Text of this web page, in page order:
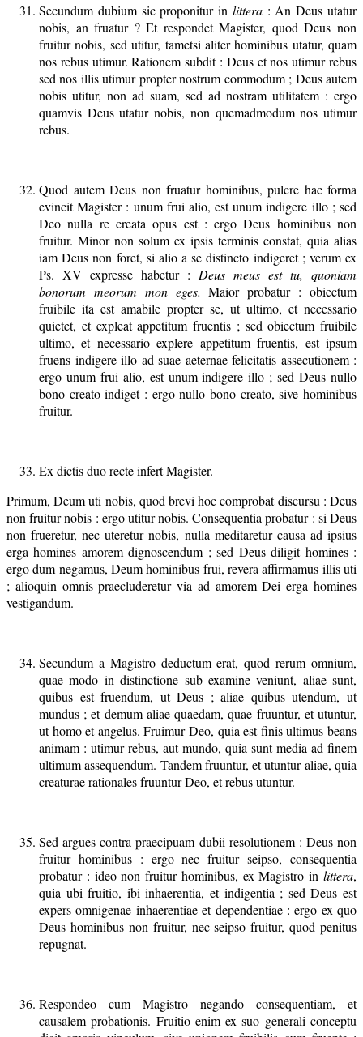
Secundum dubium sic proponitur in littera: An Deus utatur
nobis, an fruatur ? Et respondet Magister, quod Deus non
fruitur nobis, sed utitur, tametsi aliter hominibus utatur, quam
nos rebus utimur. Rationem subdit : Deus et nos utimur rebus
sed nos illis utimur propter nostrum commodum ; Deus autem
nobis utitur, non ad suam, sed ad nostram utilitatem : ergo
quamvis Deus utatur nobis, non quemadmodum nos utimur
rebus.
Quod autem Deus non fruatur hominibus, pulcre hac forma
evincit Magister : unum frui alio, est unum indigere illo ; sed
Deo nulla re creata opus est : ergo Deus hominibus non
fruitur. Minor non solum ex ipsis terminis constat, quia alias
iam Deus non foret, si alio a se distincto indigeret ; verum ex
Ps. XV expresse habetur : Deus meus est tu, quoniam
bonorum meorum mon eges.Maior probatur : obiectum
fruibile ita est amabile propter se, ut ultimo, et necessario
quietet, et expleat appetitum fruentis ; sed obiectum fruibile
ultimo, et necessario explere appetitum fruentis, est ipsum
fruens indigere illo ad suae aeternae felicitatis assecutionem :
ergo unum frui alio, est unum indigere illo ; sed Deus nullo
bono creato indiget : ergo nullo bono creato, sive hominibus
fruitur.
Ex dictis duo recte infert Magister.
Primum, Deum uti nobis, quod brevi hoc comprobat discursu : Deus
non fruitur nobis : ergo utitur nobis. Consequentia probatur : si Deus
non frueretur, nec uteretur nobis, nulla meditaretur causa ad ipsius
erga homines amorem dignoscendum ; sed Deus diligit homines :
ergo dum negamus, Deum hominibus frui, revera affirmamus illis uti
; alioquin omnis praecluderetur via ad amorem Dei erga homines
vestigandum.
Secundum a Magistro deductum erat, quod rerum omnium,
quae modo in distinctione sub examine veniunt, aliae sunt,
quibus est fruendum, ut Deus ; aliae quibus utendum, ut
mundus ; et demum aliae quaedam, quae fruuntur, et utuntur,
ut homo et angelus. Fruimur Deo, quia est finis ultimus beans
animam : utimur rebus, aut mundo, quia sunt media ad finem
ultimum assequendum. Tandem fruuntur, et utuntur aliae, quia
creaturae rationales fruuntur Deo, et rebus utuntur.
Sed argues contra praecipuam dubii resolutionem : Deus non
fruitur hominibus : ergo nec fruitur seipso, consequentia
probatur : ideo non fruitur hominibus, ex Magistro in littera,
quia ubi fruitio, ibi inhaerentia, et indigentia ; sed Deus est
expers omnigenae inhaerentiae et dependentiae : ergo ex quo
Deus hominibus non fruitur, nec seipso fruitur, quod penitus
repugnat.
Respondeo cum Magistro negando consequentiam, et
causalem probationis. Fruitio enim ex suo generali conceptu